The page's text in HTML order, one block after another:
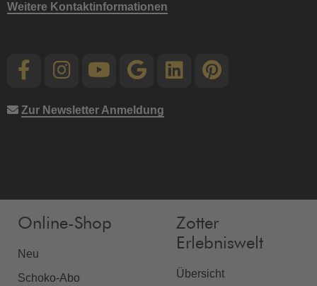
Weitere Kontaktinformationen
Zur Newsletter Anmeldung
Online-Shop
Neu
Schoko-Abo
Zotter
Erlebniswelt
Übersicht